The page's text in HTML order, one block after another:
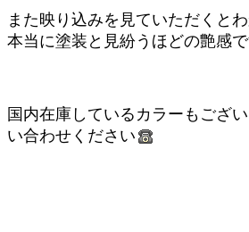
また映り込みを見ていただくと
本当に塗装と見紛うほどの艶感
国内在庫しているカラーもござ
い合わせください